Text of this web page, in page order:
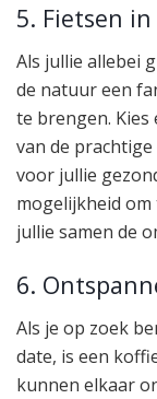
5. Fietsen
Als jullie allebei
de natuur een
te brengen.
van de
voor jullie
mogelijkheid
jullie samen de
6.
Als je op zoek
date, is een
kunnen elkaar